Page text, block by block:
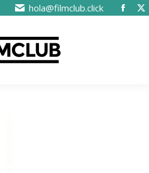
hola@filmclub.click